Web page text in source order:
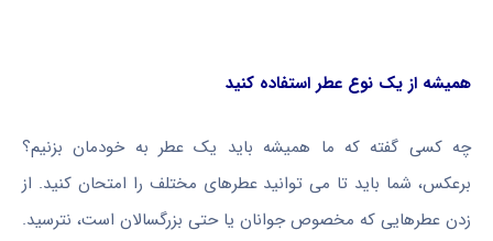
همیشه از یک نوع عطر استفاده کنید
چه کسی گفته که ما همیشه باید یک عطر به خودمان بزنیم؟
برعکس، شما باید تا می توانید عطرهای مختلف را امتحان کنید. از
زدن عطرهایی که مخصوص جوانان یا حتی بزرگسالان است، نترسید.